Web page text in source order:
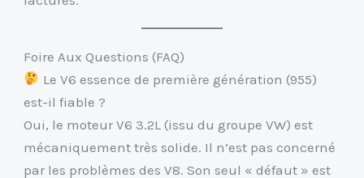
Foire Aux Questions (FAQ)
Le V6 essence de première génération (955)
est-il fiable ?
Oui, le moteur V6 3.2L (issu du groupe VW) est
mécaniquement très solide. Il n’est pas concerné
par les problèmes des V8. Son seul « défaut » est